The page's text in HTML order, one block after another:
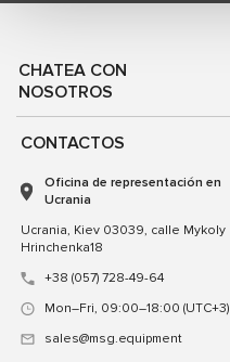
CHATEA CON
NOSOTROS
CONTACTOS
Oficina de representación en
Ucrania
Ucrania, Kiev 03039, calle Mykoly
Hrinchenka18
+38 (057) 728-49-64
Mon–Fri, 09:00–18:00 (UTC+3)
sales@msg.equipment